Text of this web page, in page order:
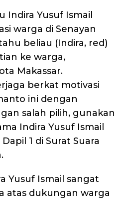
Indira Yusuf Ismail
warga di Senayan
beliau (Indira, red)
ke warga,
Makassar.
berkat motivasi
ini dengan
salah pilih, gunakan
Indira Yusuf Ismail
1 di Surat Suara
Yusuf Ismail sangat
atas dukungan warga